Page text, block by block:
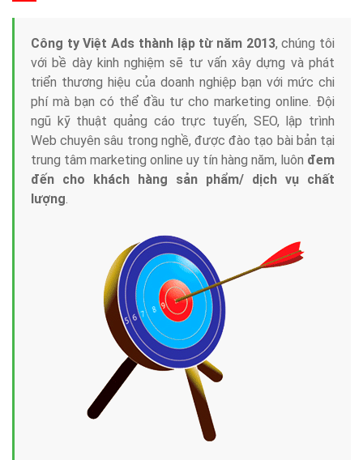
Công ty Việt Ads thành lập từ năm 2013, chúng tôi
với bề dày kinh nghiệm sẽ tư vấn xây dựng và phát
triển thương hiệu của doanh nghiệp bạn với mức chi
phí mà bạn có thể đầu tư cho marketing online. Đội
ngũ kỹ thuật quảng cáo trực tuyến, SEO, lập trình
Web chuyên sâu trong nghề, được đào tạo bài bản tại
trung tâm marketing online uy tín hàng năm, luôn đem
đến cho khách hàng sản phẩm/ dịch vụ chất
lượng.